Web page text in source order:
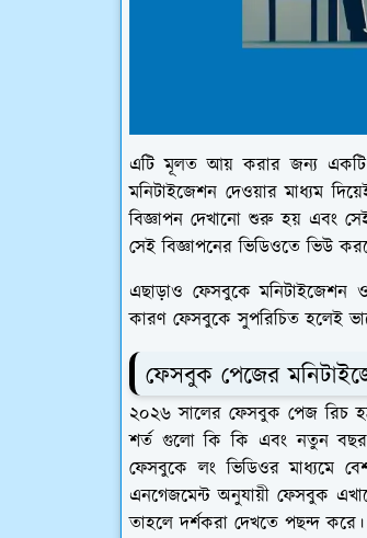
এটি মূলত আয় করার জন্য একটি
মনিটাইজেশন দেওয়ার মাধ্যম
বিজ্ঞাপন দেখানো শুরু হয় এবং
সেই বিজ্ঞাপনের ভিডিওতে ভিউ
এছাড়াও ফেসবুকে মনিটাইজেশন
কারণ ফেসবুকে সুপরিচিত হলেই
ফেসবুক পেজের
২০২৬ সালের ফেসবুক পেজ রিচ
শর্ত গুলো কি কি এবং নতুন বছর
ফেসবুকে লং ভিডিওর মাধ্যমে
এনগেজমেন্ট অনুযায়ী ফেসবুক
তাহলে দর্শকরা দেখতে পছন্দ করে।